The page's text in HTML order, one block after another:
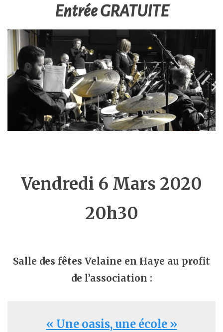
Entrée GRATUITE
Vendredi 6 Mars 2020
20h30
Salle des fêtes Velaine en Haye au profit
de l’association :
« Une oasis, une école »